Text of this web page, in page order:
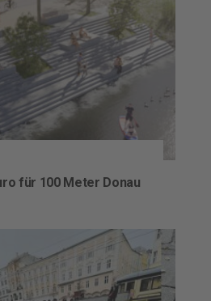
für 100 Meter Donau